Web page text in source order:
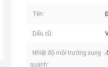
Tên:
Dấu cũ:
Nhiệt độ môi trường xung
quanh: